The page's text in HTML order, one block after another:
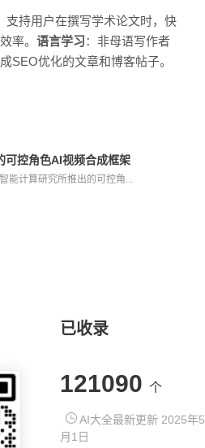
支持用户在撰写学术论文时，快
率。 语言学习：非母语写作者
SEO优化的文章和博客帖子。
可控角色AI视频合成框架
能计算研究所推出的可控角...
已收录
121090 个
AI大全最新更新 2025年5
月1日